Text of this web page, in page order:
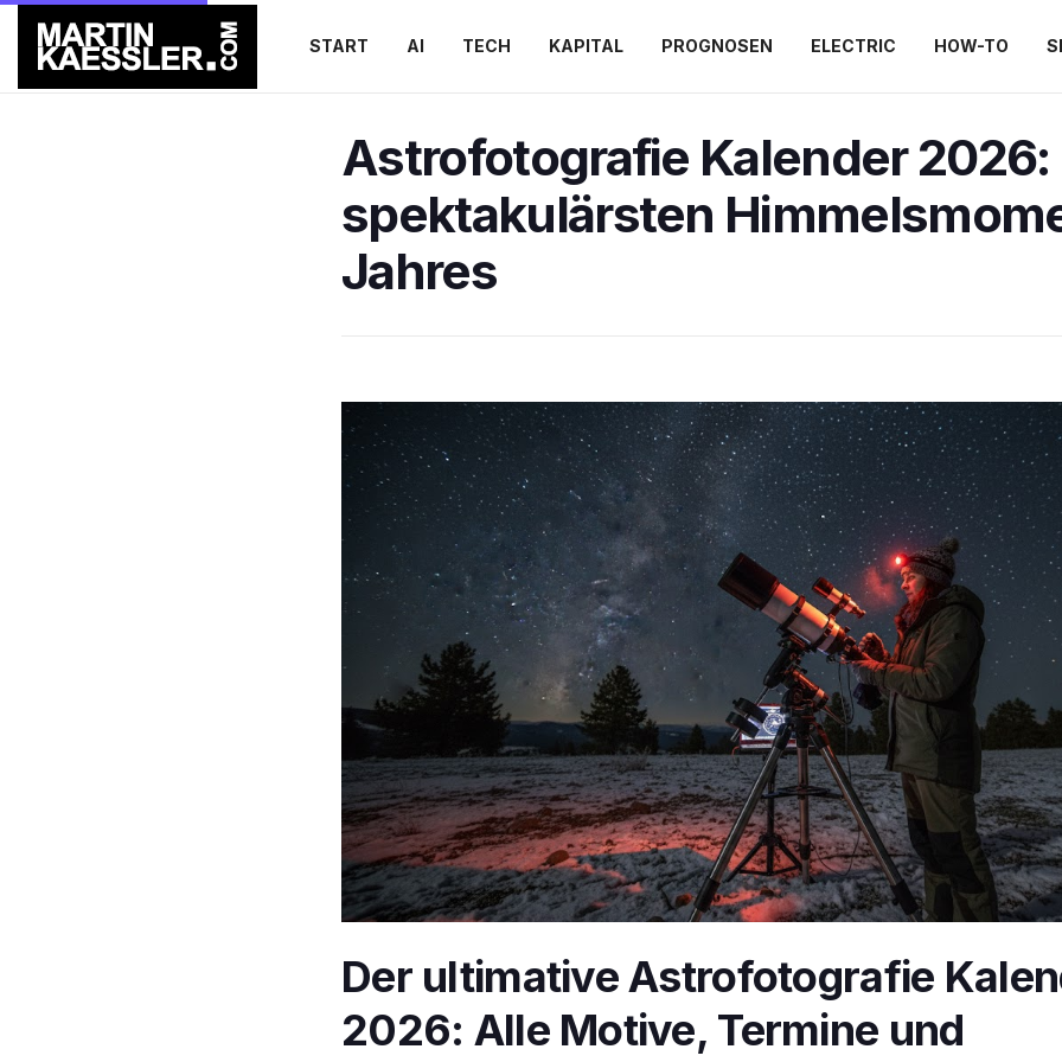
START AI TECH KAPITAL PROGNOSEN ELECTRIC HOW-TO
Astrofotografie Kalender 2026:
spektakulärsten
Jahres
Der ultimative Astrofotografie
2026: Alle Motive, Termine und